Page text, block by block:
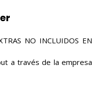
NO INCLUIDOS EN
a través de la empresa